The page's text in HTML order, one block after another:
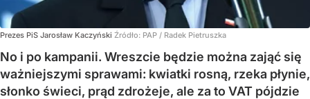
Prezes PiS Jarosław Kaczyński Źródło: PAP / Radek Pietruszka
No i po kampanii. Wreszcie będzie można zająć się
ważniejszymi sprawami: kwiatki rosną, rzeka płynie,
słonko świeci, prąd zdrożeje, ale za to VAT pójdzie